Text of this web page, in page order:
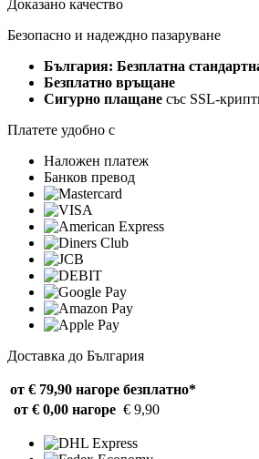
Доказано качество
Безопасно и надеждно пазаруване
България: Безплатна
Безплатно връщане
Сигурно плащане със SSL-
Платете удобно с
Наложен платеж
Банков превод
Доставка до България
от € 79,90 нагоре безплатно*
от € 0,00 нагоре € 9,90